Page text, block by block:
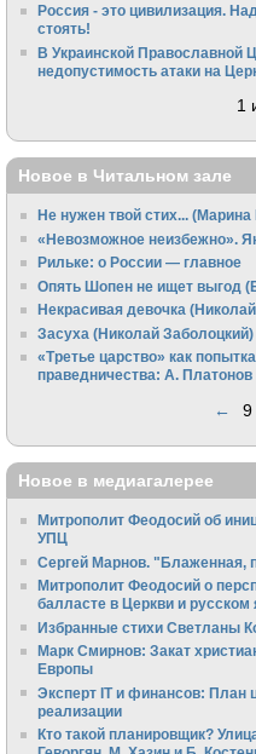
Россия - это цивилизация.
стоять!
В Украинской Православной
недопустимость атаки на
1
Новое в Читальном зале
Не нужен твой стих... (Марина
«Невозможное неизбежно».
Рильке: о России — главное
Опять Шопен не ищет выгод
Некрасивая девочка
Засуха (Николай Заболоцкий)
«Третье царство» как
праведничества: А.
← 9
Новое в медиагалерее
Митрополит Феодосий об
УПЦ
Сергей Марнов. "Блаженная,
Митрополит Феодосий о
балласте в Церкви и русском
Избранные стихи Светланы
Марк Смирнов: Закат
Европы
Эксперт IT и финансов: План
реализации
Кто такой планировщик?